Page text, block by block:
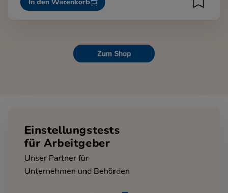
In den Warenkorb
Zum Shop
Einstellungstests
für Arbeitgeber
Unser Partner für
Unternehmen und Behörden